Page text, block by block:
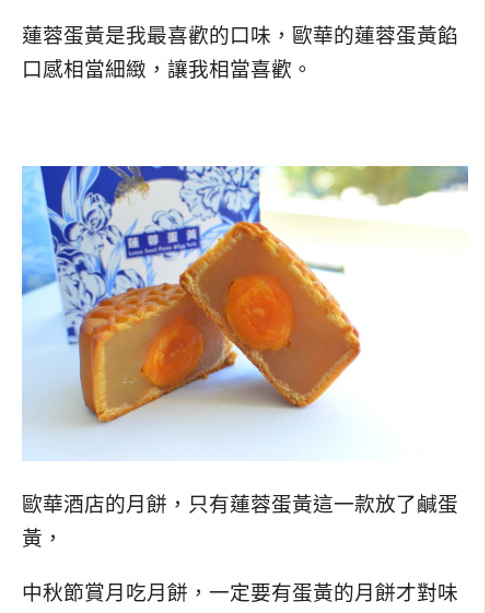
蓮蓉蛋黃是我最喜歡的口味，歐華的蓮蓉蛋黃餡
口感相當細緻，讓我相當喜歡。
歐華酒店的月餅，只有蓮蓉蛋黃這一款放了鹹蛋
黃，
中秋節賞月吃月餅，一定要有蛋黃的月餅才對味